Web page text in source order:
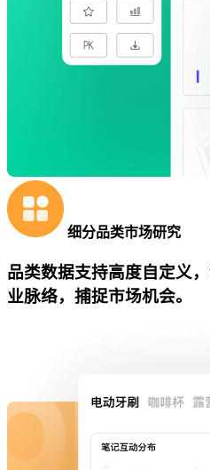
细分品类市场研究
品类数据支持高度自定义
业脉络，捕捉市场机会。